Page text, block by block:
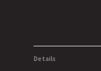
Details